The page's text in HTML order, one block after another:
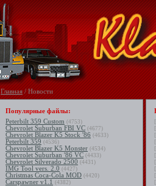
Главная/ Новости
Популярные файлы:
Peterbilt 359 Custom (4753)
Chevrolet Suburban FBI VC (4677)
Chevrolet Blazer K5 Stock '86 (4633)
Peterbilt 359 (4536)
Chevrolet Blazer K5 Monster (4534)
Chevrolet Suburban '86 VC (4433)
Chevrolet Silverado 2500 (4431)
IMG Tool vers. 2.0 (4427)
Christmas Coca-Cola MOD (4420)
Carspawner v1.1 (4382)